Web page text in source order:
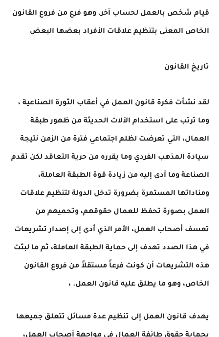
قيام شخص بالعمل لحساب آخر. وهو فرع من فروع القانون
الخاص المعنى بتنظيم علاقات الأفراد بعضها البعض
تاريخ القانون
لقد نشأت فكرة قانون العمل في أعقاب الثورة الصناعية ،
وما ترتب على استخدام الآلات الحديثة من ظهور طبقة
العمال، التي تعرضت لظلم اجتماعي فترة من الزمن نتيجة
سيادة المذهب الفردي وما يقرره من حرية التعاقد لكن تقدم
الصناعة وما أدى إليه من زيادة قوة الطبقة العاملة،
ومناداتها المستمرة بضرورة تدخل الدولة لتنظيم علاقات
العمل بصورة تحفظ للعمال حقوقهم، وتحميهم من
تعسف أصحاب العمل، الأمر الذي أدى إلى إصدار تشريعات
في هذا الصدد تهدف إلى حماية الطبقة العاملة، ثم ما لبثت
هذه التشريعات أن كونت فرعاً مستقلاً من فروع القانون
الخاص، وهو ما يطلق عليه قانون العمل. ،
يهدف قانون العمل إلى تنظيم عدة مسائل تتعلق جميعها